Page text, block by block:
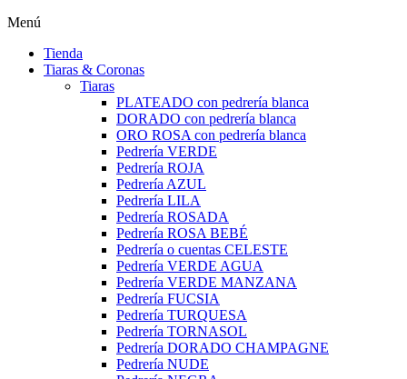
Menú
Tienda
Tiaras & Coronas
Tiaras
PLATEADO con pedrería blanca
DORADO con pedrería blanca
ORO ROSA con pedrería blanca
Pedrería VERDE
Pedrería ROJA
Pedrería AZUL
Pedrería LILA
Pedrería ROSADA
Pedrería ROSA BEBÉ
Pedrería o cuentas CELESTE
Pedrería VERDE AGUA
Pedrería VERDE MANZANA
Pedrería FUCSIA
Pedrería TURQUESA
Pedrería TORNASOL
Pedrería DORADO CHAMPAGNE
Pedrería NUDE